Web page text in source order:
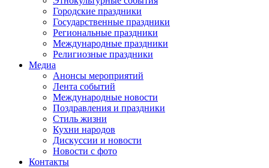
Городские праздники
Государственные праздники
Региональные праздники
Международные праздники
Религиозные праздники
Медиа
Анонсы мероприятий
Лента событий
Международные новости
Поздравления и праздники
Cтиль жизни
Кухни народов
Дискуссии и новости
Новости с фото
Контакты